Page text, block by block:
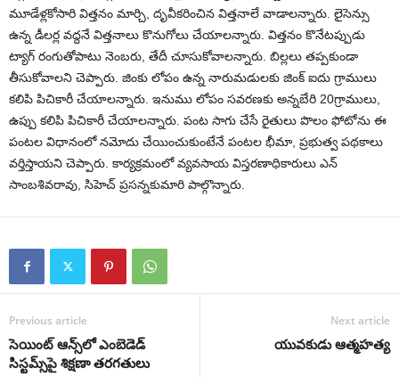
మూడేళ్ల‌కోసారి విత్త‌నం మార్చి, దృవీక‌రించిన విత్త‌నాలే వాడాల‌న్నారు. లైసెన్సు
ఉన్న డీల‌ర్ల వ‌ద్ద‌నే విత్త‌నాలు కొనుగోలు చేయాల‌న్నారు. విత్త‌నం కొనేట‌ప్పుడు
ట్యాగ్ రంగుతోపాటు నెంబ‌రు, తేదీ చూసుకోవాల‌న్నారు. బిల్ల‌లు త‌ప్ప‌కుండా
తీసుకోవాల‌ని చెప్పారు. జింకు లోపం ఉన్న నారుమ‌డుల‌కు జింక్ ఐదు గ్రాములు
క‌లిపి పిచికారీ చేయాల‌న్నారు. ఇనుము లోపం స‌వ‌ర‌ణ‌కు అన్న‌బేరి 20గ్రాములు,
ఉప్పు క‌లిపి పిచికారీ చేయాల‌న్నారు. పంట సాగు చేసే రైతులు పొలం ఫోటోను ఈ
పంట‌ల విధానంలో న‌మోదు చేయించుకుంటేనే పంట‌ల భీమా, ప్ర‌భుత్వ ప‌థ‌కాలు
వ‌ర్తిస్తాయ‌ని చెప్పారు. కార్య‌క్ర‌మంలో వ్య‌వ‌సాయ విస్త‌ర‌ణాధికారులు ఎన్
సాంబ‌శివ‌రావు, సిహెచ్ ప్ర‌స‌న్న‌కుమారి పాల్గొన్నారు.
Previous article
సెయింట్ ఆన్స్‌లో ఎంబెడెడ్
సిస్ట‌మ్స్‌పై శిక్ష‌ణా త‌ర‌గ‌తులు
Next article
యువకుడు ఆత్మహత్య